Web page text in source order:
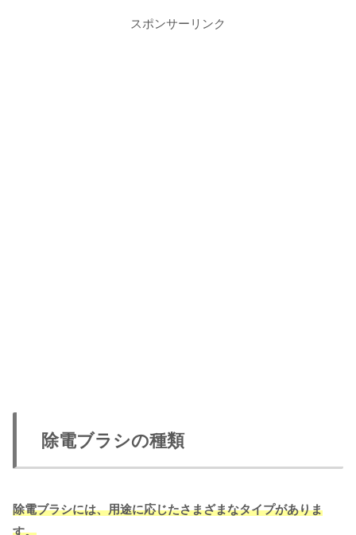
スポンサーリンク
除電ブラシの種類
除電ブラシには、用途に応じたさまざまなタイプがありま
す。